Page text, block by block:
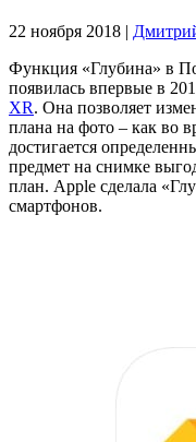
22 ноября 2018 |
Функция «Глубина» в
появилась впервые в
XR. Она позволяет
плана на фото – как во
достигается
предмет на снимке
план. Apple сделала
смартфонов.